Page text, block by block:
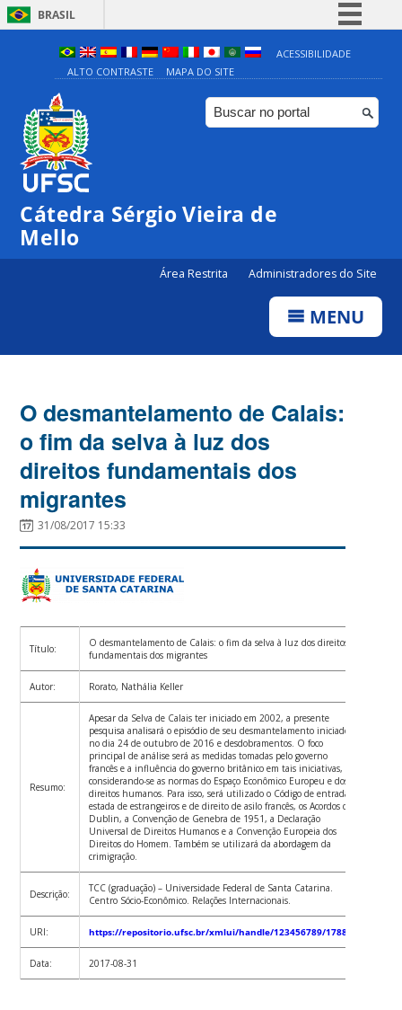
BRASIL
Simplifique!
Comunica BR
Participe
ACESSIBILIDADE
ALTO CONTRASTE
MAPA DO SITE
Cátedra Sérgio Vieira de
Mello
Área Restrita Administradores do Site
MENU
O desmantelamento de Calais:
o fim da selva à luz dos
direitos fundamentais dos
migrantes
31/08/2017 15:33
Título:
O desmantelamento de Calais: o fim da selva à luz dos direitos
fundamentais dos migrantes
Autor: Rorato, Nathália Keller
Resumo:
Apesar da Selva de Calais ter iniciado em 2002, a presente
pesquisa analisará o episódio de seu desmantelamento iniciado
no dia 24 de outubro de 2016 e desdobramentos. O foco
principal de análise será as medidas tomadas pelo governo
francês e a influência do governo britânico em tais iniciativas,
considerando-se as normas do Espaço Econômico Europeu e dos
direitos humanos. Para isso, será utilizado o Código de entrada e
estada de estrangeiros e de direito de asilo francês, os Acordos de
Dublin, a Convenção de Genebra de 1951, a Declaração
Universal de Direitos Humanos e a Convenção Europeia dos
Direitos do Homem. Também se utilizará da abordagem da
crimigração.
Descrição:
TCC (graduação) – Universidade Federal de Santa Catarina.
Centro Sócio-Econômico. Relações Internacionais.
URI: https://repositorio.ufsc.br/xmlui/handle/123456789/178829
Data: 2017-08-31